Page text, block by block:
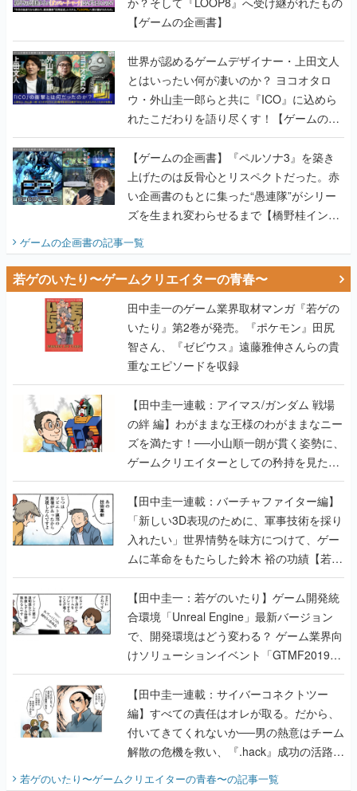
とはいったい何が凄いのか？ ヨコオタロ
ウ・外山圭一郎らと共に『ICO』に込めら
れたこだわりを語り尽くす！【ゲームの企
画書】
【ゲームの企画書】『ペルソナ3』を築き
上げたのは反骨心とリスペクトだった。赤
い企画書のもとに集った“愚連隊”がシリー
ズを生まれ変わらせるまで【橋野桂インタ
ビュー】
ゲームの企画書の記事一覧
若ゲのいたり〜ゲームクリエイターの青春〜
田中圭一のゲーム業界取材マンガ『若ゲの
いたり』第2巻が発売。『ポケモン』田尻
智さん、『ゼビウス』遠藤雅伸さんらの貴
重なエピソードを収録
【田中圭一連載：アイマス/ガンダム 戦場
の絆 編】わがままな王様のわがままなニー
ズを満たす！──小山順一朗が貫く姿勢に、
ゲームクリエイターとしての矜持を見た
【若ゲのいたり最終回】
【田中圭一連載：バーチャファイター編】
「新しい3D表現のために、軍事技術を採り
入れたい」世界情勢を味方につけて、ゲー
ムに革命をもたらした鈴木 裕の功績【若ゲ
のいたり】
【田中圭一：若ゲのいたり】ゲーム開発統
合環境「Unreal Engine」最新バージョン
で、開発環境はどう変わる？ ゲーム業界向
けソリューションイベント「GTMF2019」
に行って、より理解を深めよう【PR】
【田中圭一連載：サイバーコネクトツー
編】すべての責任はオレが取る。だから、
付いてきてくれないか──男の熱意はチーム
解散の危機を救い、『.hack』成功の活路を
開く。業界の快男児・松山 洋に流れる血は
『少年ジャンプ』色だった【若ゲのいた
り】
若ゲのいたり〜ゲームクリエイターの青春〜の記事一覧